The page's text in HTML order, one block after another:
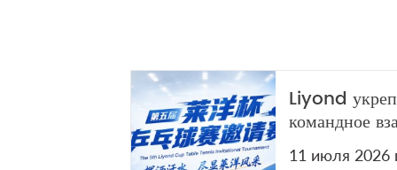
Liyond
командное
ежегодном
11 июля 2026